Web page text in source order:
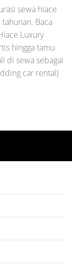
sewa hiace
Baca
Luxury
hingga tamu
di sewa sebagai
car rental)